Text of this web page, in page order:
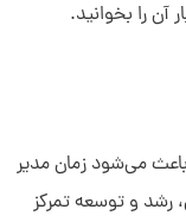
آن را بخوانید.
باعث می‌شود زمان مدیر
رشد و توسعه تمرکز